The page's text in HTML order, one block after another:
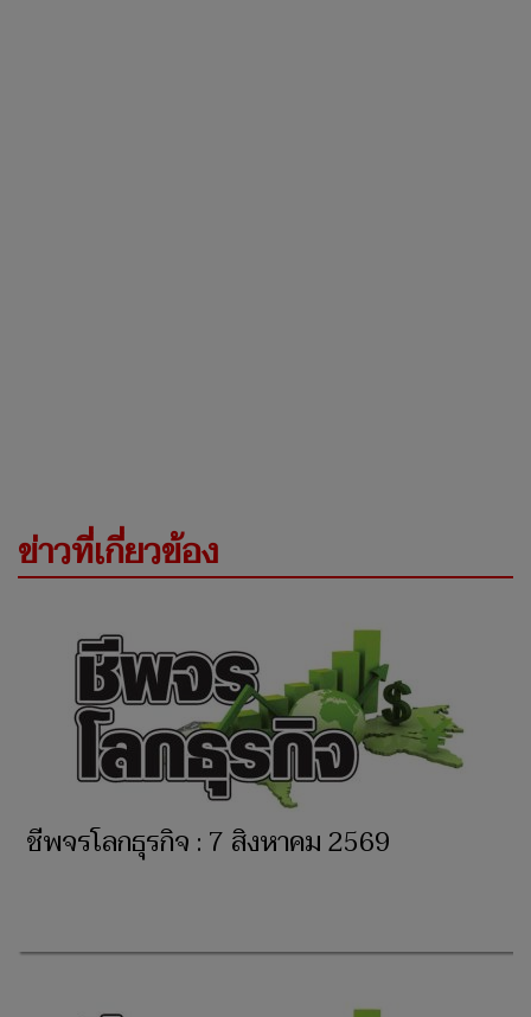
ข่าวที่เกี่ยวข้อง
ชีพจรโลกธุรกิจ : 7 สิงหาคม 2569